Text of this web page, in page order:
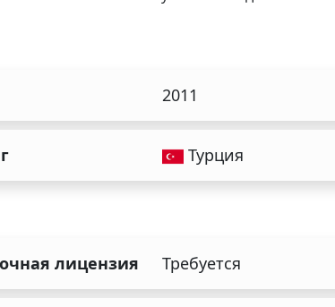
2011
Турция
лицензия Требуется